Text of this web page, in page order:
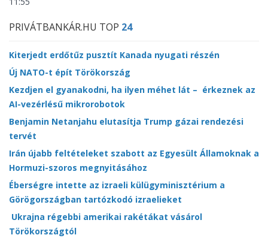
PRIVÁTBANKÁR.HU TOP 24
Kiterjedt erdőtűz pusztít Kanada nyugati részén
Új NATO-t épít Törökország
Kezdjen el gyanakodni, ha ilyen méhet lát – érkeznek az
AI-vezérlésű mikrorobotok
Benjamin Netanjahu elutasítja Trump gázai rendezési
tervét
Irán újabb feltételeket szabott az Egyesült Államoknak a
Hormuzi-szoros megnyitásához
Éberségre intette az izraeli külügyminisztérium a
Görögországban tartózkodó izraelieket
Ukrajna régebbi amerikai rakétákat vásárol
Törökországtól